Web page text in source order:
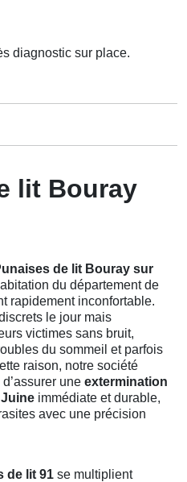
diagnostic sur place.
lit Bouray
de lit Bouray sur
du département de
rapidement inconfortable.
le jour mais
victimes sans bruit,
du sommeil et parfois
raison, notre société
une extermination
immédiate et durable,
avec une précision
de lit 91 se multiplient